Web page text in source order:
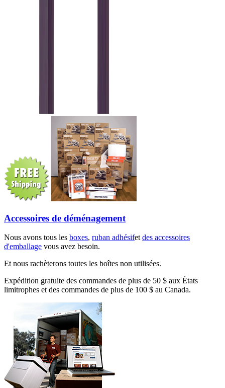
Accessoires de déménagement
Nous avons tous les boxes, ruban adhésifetdes accessoires
d'emballage vous avez besoin.
Et nous rachèterons toutes les boîtes non utilisées.
Expédition gratuite des commandes de plus de 50 $ aux États
limitrophes et des commandes de plus de 100 $ au Canada.